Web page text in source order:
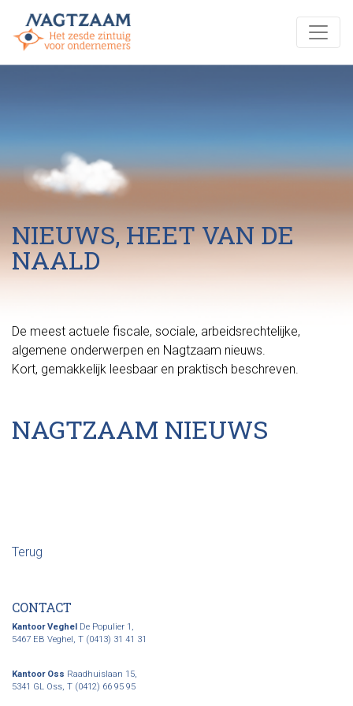
NIEUWS, HEET VAN DE
NAALD
De meest actuele fiscale, sociale, arbeidsrechtelijke,
algemene onderwerpen en Nagtzaam nieuws.
Kort, gemakkelijk leesbaar en praktisch beschreven.
NAGTZAAM NIEUWS
Terug
CONTACT
Kantoor Veghel De Populier 1,
5467 EB Veghel, T (0413) 31 41 31
Kantoor Oss Raadhuislaan 15,
5341 GL Oss, T (0412) 66 95 95